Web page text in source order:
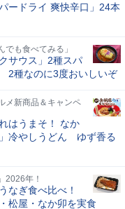
ードライ 爽快辛口」24本
でも食べてみる」
サウス」2種スパ
2種なのに3度おいしいぞ
メ新商品＆キャンペ
はうまそ！ なか
冷やしうどん ゆず香る
2026年！
なぎ食べ比べ！
松屋・なか卯を実食